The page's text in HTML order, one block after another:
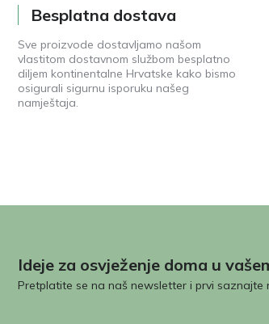
Besplatna dostava
Sve proizvode dostavljamo našom
vlastitom dostavnom službom besplatno
diljem kontinentalne Hrvatske kako bismo
osigurali sigurnu isporuku našeg
namještaja.
Ideje za osvježenje doma u
Pretplatite se na naš newsletter i prvi saznajte